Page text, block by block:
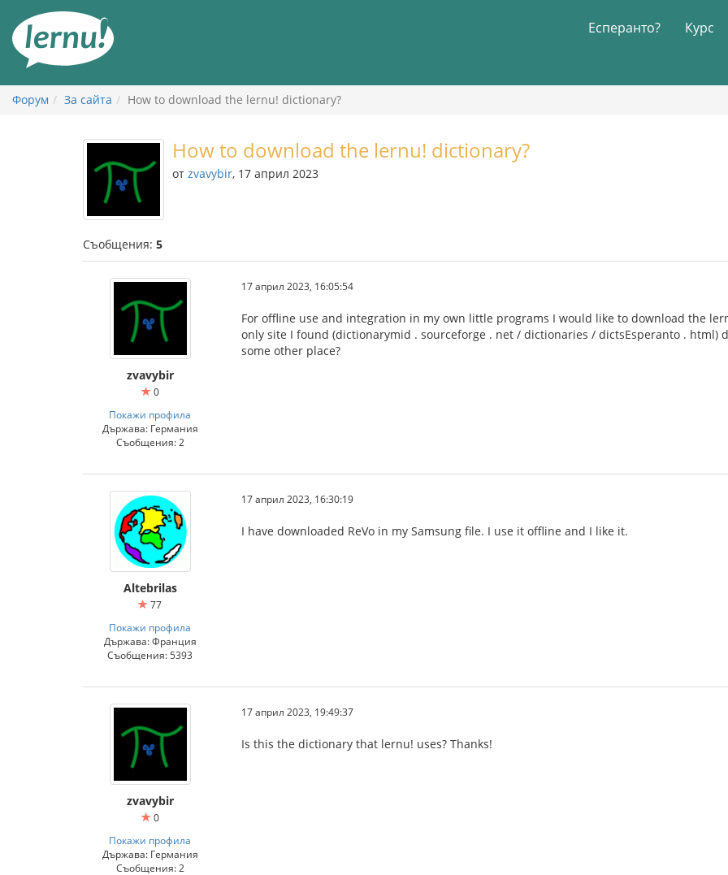
съдържанието
Есперанто? Курс
Форум За сайта How to download the lernu! dictionary?
How to download the lernu! dictionary?
от zvavybir, 17 април 2023
Съобщения: 5
zvavybir
0
Покажи профила
Държава: Германия
Съобщения: 2
17 април 2023, 16:05:54
For offline use and integration in my own little programs I would like to download the
only site I found (dictionarymid . sourceforge . net / dictionaries / dictsEsperanto . html)
some other place?
Altebrilas
77
Покажи профила
Държава: Франция
Съобщения: 5393
17 април 2023, 16:30:19
I have downloaded ReVo in my Samsung file. I use it offline and I like it.
zvavybir
0
Покажи профила
Държава: Германия
Съобщения: 2
17 април 2023, 19:49:37
Is this the dictionary that lernu! uses? Thanks!